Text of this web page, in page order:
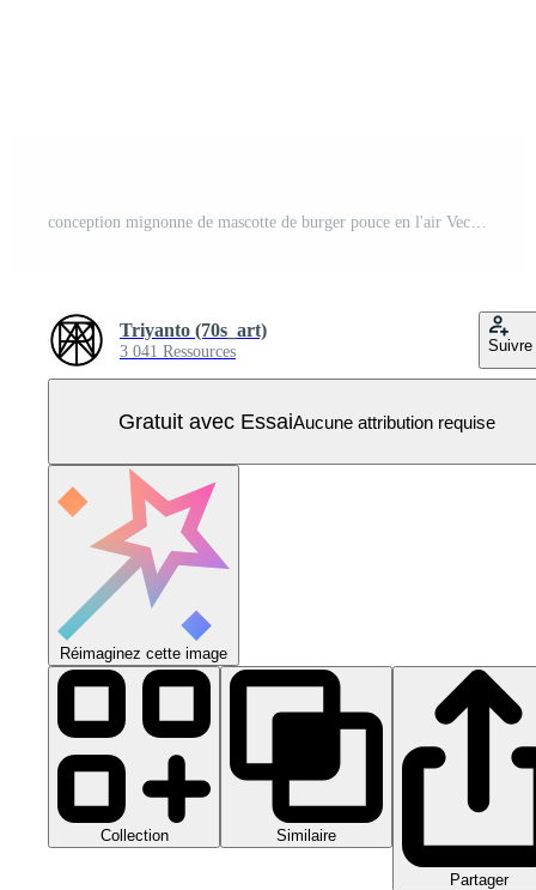
conception mignonne de mascotte de burger pouce en l'air Vecteur Pro
Triyanto (70s_art)
3 041 Ressources Suivre
Gratuit avec EssaiAucune attribution requise
Réimaginez cette image
Collection Similaire
Partager